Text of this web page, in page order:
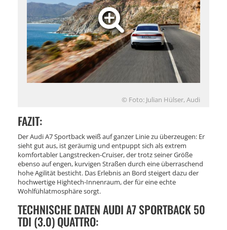
© Foto: Julian Hülser, Audi
FAZIT:
Der Audi A7 Sportback weiß auf ganzer Linie zu überzeugen: Er
sieht gut aus, ist geräumig und entpuppt sich als extrem
komfortabler Langstrecken-Cruiser, der trotz seiner Größe
ebenso auf engen, kurvigen Straßen durch eine überraschend
hohe Agilität besticht. Das Erlebnis an Bord steigert dazu der
hochwertige Hightech-Innenraum, der für eine echte
Wohlfühlatmosphäre sorgt.
TECHNISCHE DATEN AUDI A7 SPORTBACK 50
TDI (3.0) QUATTRO: